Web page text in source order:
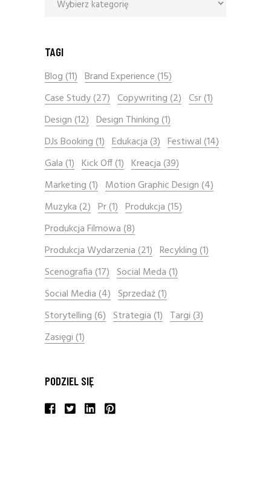
TAGI
Blog(11) Brand Experience(15)
Case Study(27) Copywriting(2) Csr(1)
Design(12) Design Thinking(1)
DJs Booking(1) Edukacja(3) Festiwal(14)
Gala(1) Kick Off(1) Kreacja(39)
Marketing(1) Motion Graphic Design(4)
Muzyka(2) Pr(1) Produkcja(15)
Produkcja Filmowa(8)
Produkcja Wydarzenia(21) Recykling(1)
Scenografia(17) Social Meda(1)
Social Media(4) Sprzedaż(1)
Storytelling(6) Strategia(1) Targi(3)
Zasięgi(1)
PODZIEL SIĘ